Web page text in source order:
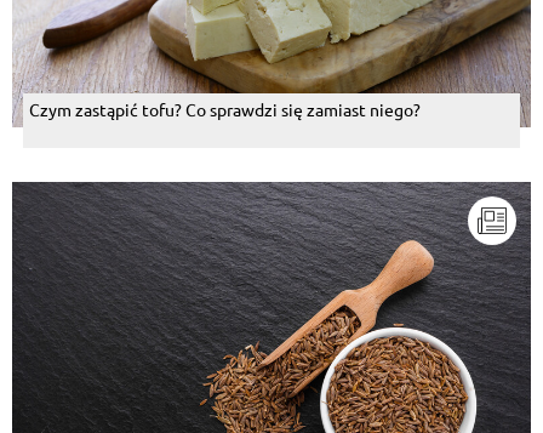
Czym zastąpić tofu? Co sprawdzi się zamiast niego?